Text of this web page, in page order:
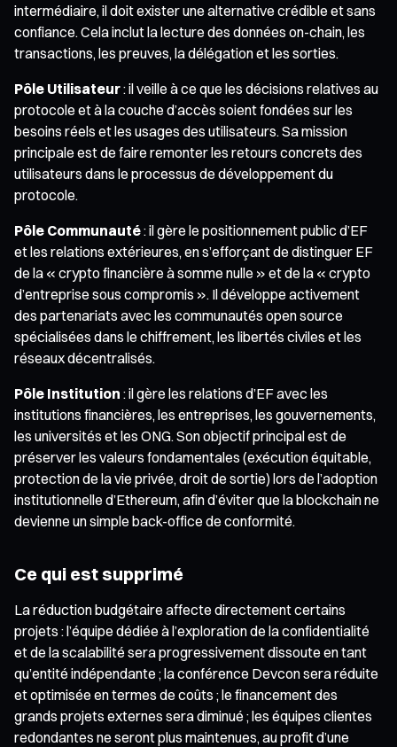
intermédiaire, il doit exister une alternative crédible et sans
confiance. Cela inclut la lecture des données on-chain, les
transactions, les preuves, la délégation et les sorties.
Pôle Utilisateur: il veille à ce que les décisions relatives au
protocole et à la couche d’accès soient fondées sur les
besoins réels et les usages des utilisateurs. Sa mission
principale est de faire remonter les retours concrets des
utilisateurs dans le processus de développement du
protocole.
Pôle Communauté: il gère le positionnement public d’EF
et les relations extérieures, en s’efforçant de distinguer EF
de la « crypto financière à somme nulle » et de la « crypto
d’entreprise sous compromis ». Il développe activement
des partenariats avec les communautés open source
spécialisées dans le chiffrement, les libertés civiles et les
réseaux décentralisés.
Pôle Institution : il gère les relations d’EF avec les
institutions financières, les entreprises, les gouvernements,
les universités et les ONG. Son objectif principal est de
préserver les valeurs fondamentales (exécution équitable,
protection de la vie privée, droit de sortie) lors de l’adoption
institutionnelle d’Ethereum, afin d’éviter que la blockchain ne
devienne un simple back-office de conformité.
Ce qui est supprimé
La réduction budgétaire affecte directement certains
projets : l’équipe dédiée à l’exploration de la confidentialité
et de la scalabilité sera progressivement dissoute en tant
qu’entité indépendante ; la conférence Devcon sera réduite
et optimisée en termes de coûts ; le financement des
grands projets externes sera diminué ; les équipes clientes
redondantes ne seront plus maintenues, au profit d’une